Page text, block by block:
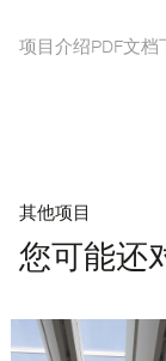
项目介绍PDF文档
其他项目
您可能还